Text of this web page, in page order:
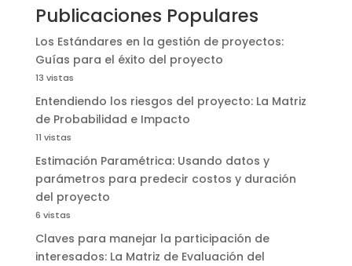
Publicaciones Populares
Los Estándares en la gestión de proyectos:
Guías para el éxito del proyecto
13 vistas
Entendiendo los riesgos del proyecto: La Matriz
de Probabilidad e Impacto
11 vistas
Estimación Paramétrica: Usando datos y
parámetros para predecir costos y duración
del proyecto
6 vistas
Claves para manejar la participación de
interesados: La Matriz de Evaluación del